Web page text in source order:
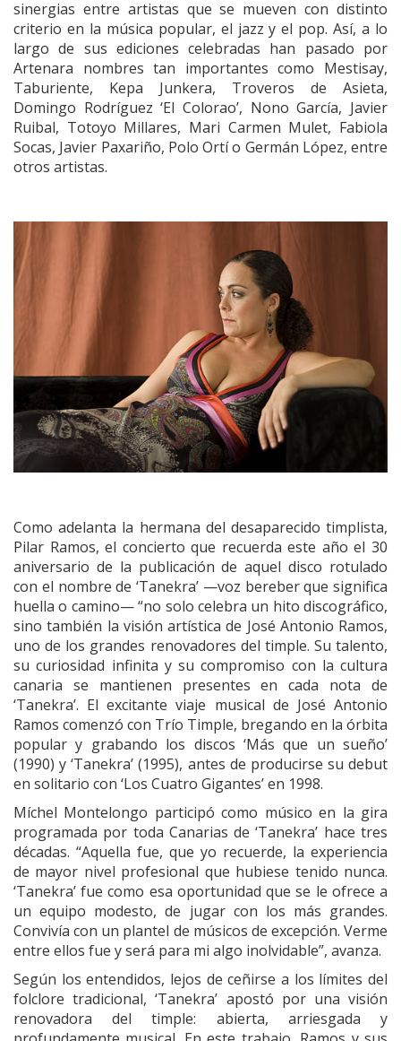
sinergias entre artistas que se mueven con distinto
criterio en la música popular, el jazz y el pop. Así, a lo
largo de sus ediciones celebradas han pasado por
Artenara nombres tan importantes como Mestisay,
Taburiente, Kepa Junkera, Troveros de Asieta,
Domingo Rodríguez ‘El Colorao’, Nono García, Javier
Ruibal, Totoyo Millares, Mari Carmen Mulet, Fabiola
Socas, Javier Paxariño, Polo Ortí o Germán López, entre
otros artistas.
Como adelanta la hermana del desaparecido timplista,
Pilar Ramos, el concierto que recuerda este año el 30
aniversario de la publicación de aquel disco rotulado
con el nombre de ‘Tanekra’ —voz bereber que significa
huella o camino— “no solo celebra un hito discográfico,
sino también la visión artística de José Antonio Ramos,
uno de los grandes renovadores del timple. Su talento,
su curiosidad infinita y su compromiso con la cultura
canaria se mantienen presentes en cada nota de
‘Tanekra’. El excitante viaje musical de José Antonio
Ramos comenzó con Trío Timple, bregando en la órbita
popular y grabando los discos ‘Más que un sueño’
(1990) y ‘Tanekra’ (1995), antes de producirse su debut
en solitario con ‘Los Cuatro Gigantes’ en 1998.
Míchel Montelongo participó como músico en la gira
programada por toda Canarias de ‘Tanekra’ hace tres
décadas. “Aquella fue, que yo recuerde, la experiencia
de mayor nivel profesional que hubiese tenido nunca.
‘Tanekra’ fue como esa oportunidad que se le ofrece a
un equipo modesto, de jugar con los más grandes.
Convivía con un plantel de músicos de excepción. Verme
entre ellos fue y será para mi algo inolvidable”, avanza.
Según los entendidos, lejos de ceñirse a los límites del
folclore tradicional, ‘Tanekra’ apostó por una visión
renovadora del timple: abierta, arriesgada y